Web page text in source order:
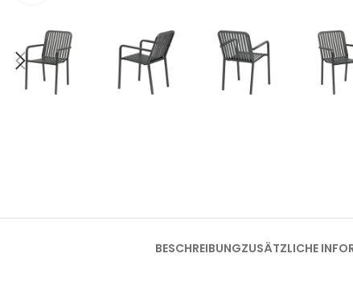
BESCHREIBUNGZUSÄTZLICHE